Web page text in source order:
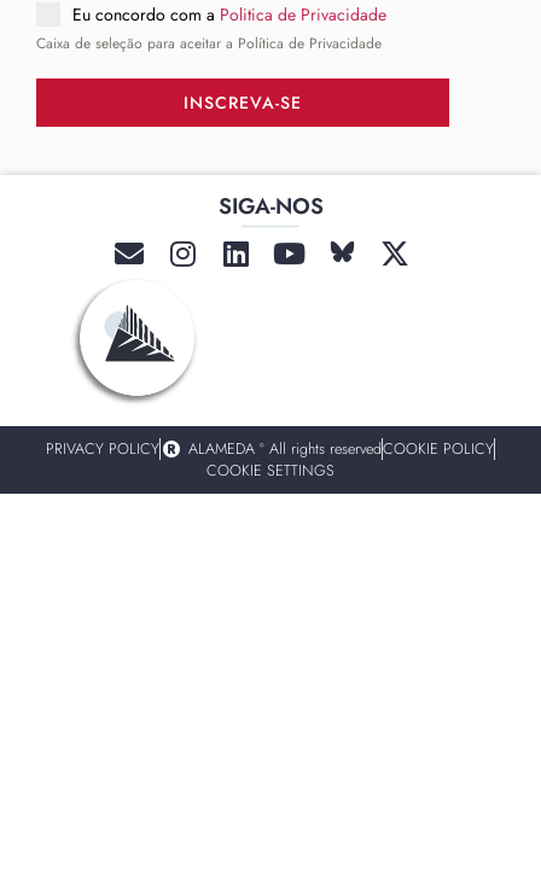
Eu concordo com a Politica de Privacidade
Caixa de seleção para aceitar a Política de Privacidade
INSCREVA-SE
SIGA-NOS
______
PRIVACY POLICY ALAMEDA º All rights reservedCOOKIE POLICY
COOKIE SETTINGS